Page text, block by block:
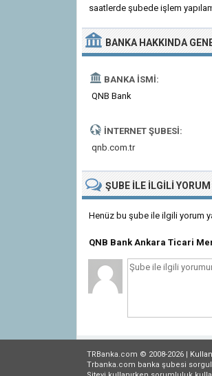
saatlerde şubede işlem
BANKA HAKKINDA
BANKA İSMI:
QNB Bank
İNTERNET ŞUBESI:
qnb.com.tr
ŞUBE ILE İLGILIYORUM
Henüz bu şube ile ilgili yorum
QNB Bank Ankara Ticari
TRBanka.com © 2008-2026 |
Trbanka.com banka şubesi